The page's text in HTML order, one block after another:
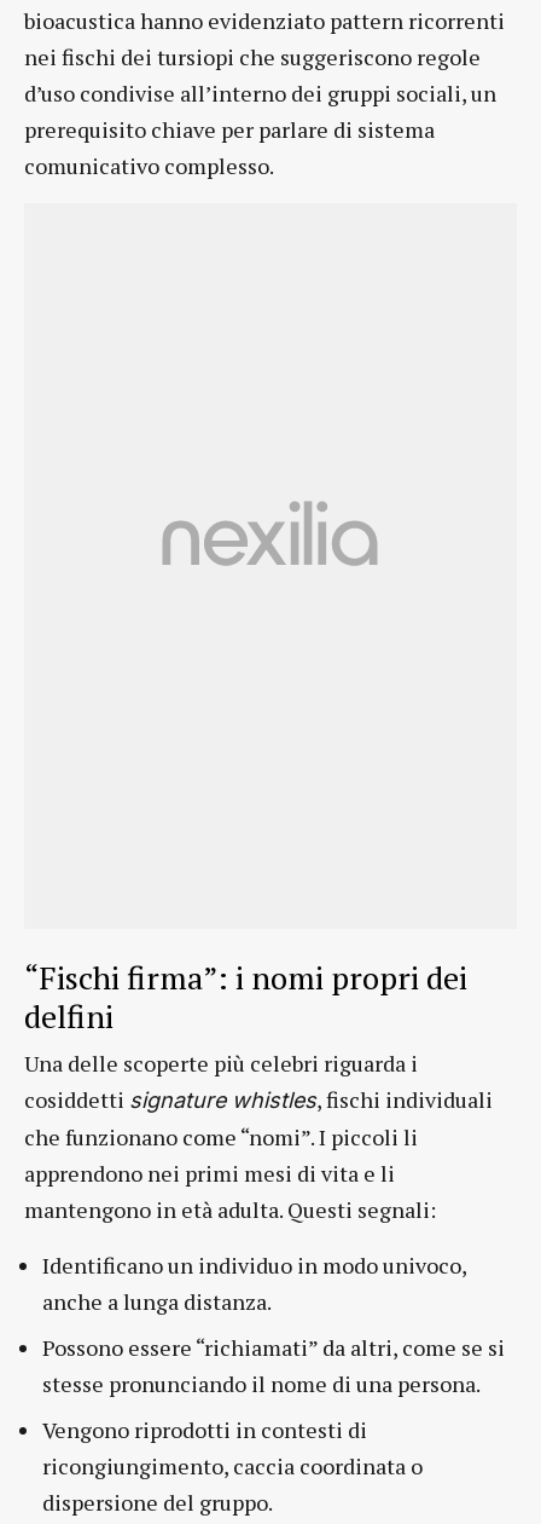
bioacustica hanno evidenziato pattern ricorrenti
nei fischi dei tursiopi che suggeriscono regole
d’uso condivise all’interno dei gruppi sociali, un
prerequisito chiave per parlare di sistema
comunicativo complesso.
“Fischi firma”: i nomi propri dei
delfini
Una delle scoperte più celebri riguarda i
cosiddetti signature whistles, fischi individuali
che funzionano come “nomi”. I piccoli li
apprendono nei primi mesi di vita e li
mantengono in età adulta. Questi segnali:
Identificano un individuo in modo univoco,
anche a lunga distanza.
Possono essere “richiamati” da altri, come se si
stesse pronunciando il nome di una persona.
Vengono riprodotti in contesti di
ricongiungimento, caccia coordinata o
dispersione del gruppo.